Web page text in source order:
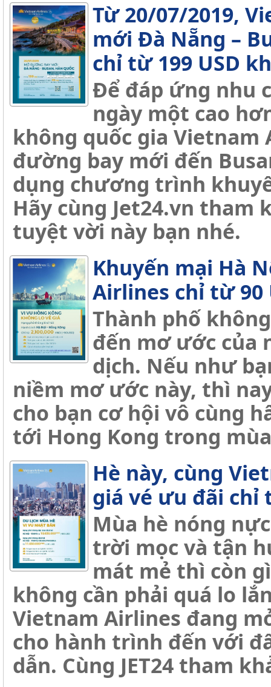
Từ 20/07/2019,
mới Đà Nẵng –
chỉ từ 199 USD
Để đáp ứng nhu
ngày một cao
không quốc gia Vietnam
đường bay mới đến
dụng chương trình
Hãy cùng Jet24.vn tham
tuyệt vời này bạn nhé.
Khuyến mại Hà
Airlines chỉ từ 90
Thành phố
đến mơ ước của
dịch. Nếu như
niềm mơ ước này, thì
cho bạn cơ hội vô cùng
tới Hong Kong trong
Hè này, cùng
giá vé ưu đãi chỉ
Mùa hè nóng
trời mọc và tận
mát mẻ thì còn
không cần phải quá lo
Vietnam Airlines đang
cho hành trình đến với
dẫn. Cùng JET24 tham